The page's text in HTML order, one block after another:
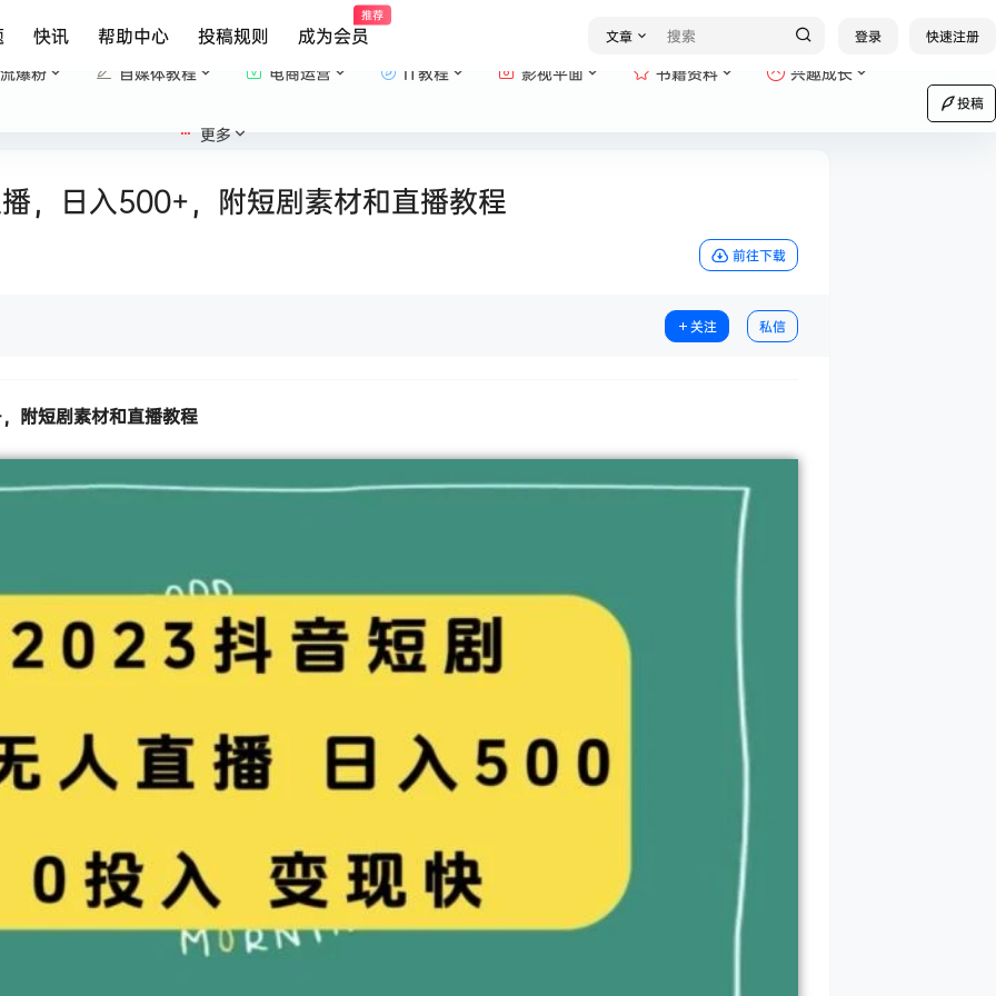
快讯 帮助中心 投稿规则
推荐
成为会员 文章 登录 快速注册
爆粉 自媒体教程 电商运营 IT教程 影视平面 书籍资料 兴趣成长
更多
投稿
，日入500+，附短剧素材和直播教程
前往下载
关注 私信
附短剧素材和直播教程